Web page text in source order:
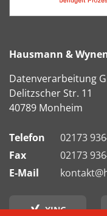
Hausmann &
Datenverarbeitung
Delitzscher Str. 11
40789 Monheim
Telefon
02173
Fax
02173
E-Mail
XING